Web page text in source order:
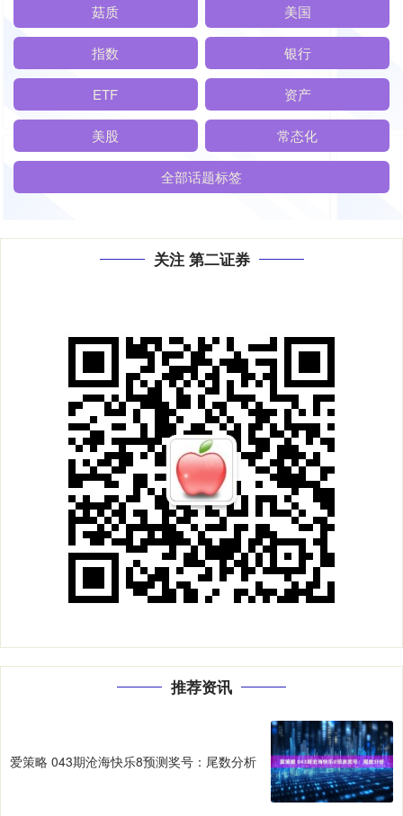
菇质 美国
指数 银行
ETF 资产
美股 常态化
全部话题标签
关注 第二证券
推荐资讯
爱策略 043期沧海快乐8预测奖号：尾数分析